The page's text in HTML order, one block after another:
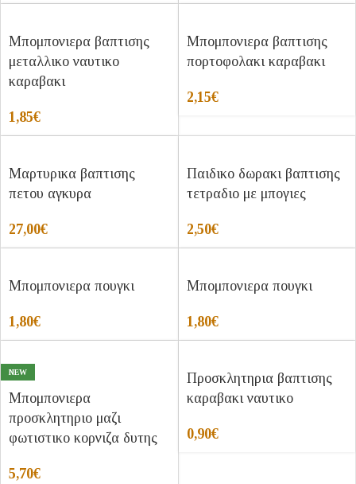
Μπομπονιερα βαπτισης
μεταλλικο ναυτικο
καραβακι
1,85€
Μπομπονιερα βαπτισης
πορτοφολακι καραβακι
2,15€
Μαρτυρικα βαπτισης
πετου αγκυρα
27,00€
Παιδικο δωρακι βαπτισης
τετραδιο με μπογιες
2,50€
Μπομπονιερα πουγκι
1,80€
Μπομπονιερα πουγκι
1,80€
NEW
Μπομπονιερα
προσκλητηριο μαζι
φωτιστικο κορνιζα δυτης
5,70€
Προσκλητηρια βαπτισης
καραβακι ναυτικο
0,90€